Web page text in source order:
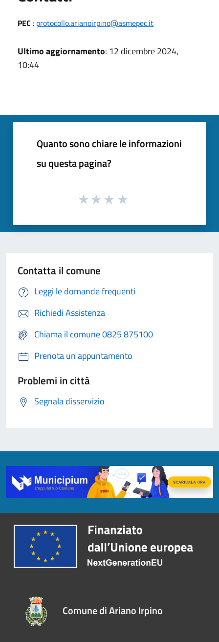
PEC : protocollo.arianoirpino@asmepec.it
Ultimo aggiornamento: 12 dicembre 2024,
10:44
Quanto sono chiare le informazioni
su questa pagina?
Contatta il comune
Leggi le domande frequenti
Richiedi Assistenza
Chiama il comune 0825 875100
Prenota un appuntamento
Problemi in città
Segnala disservizio
Comune di Ariano Irpino